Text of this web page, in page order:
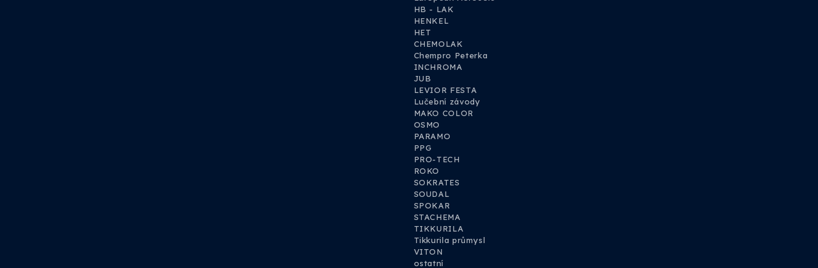
HB - LAK
HENKEL
HET
CHEMOLAK
Chempro Peterka
INCHROMA
JUB
LEVIOR FESTA
Lučební závody
MAKO COLOR
OSMO
PARAMO
PPG
PRO-TECH
ROKO
SOKRATES
SOUDAL
SPOKAR
STACHEMA
TIKKURILA
Tikkurila průmysl
VITON
ostatní